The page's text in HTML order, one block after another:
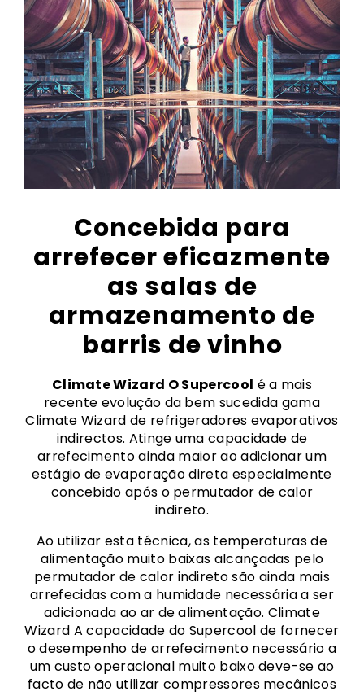
Concebida para
arrefecer eficazmente
as salas de
armazenamento de
barris de vinho
Climate Wizard O Supercool é a mais
recente evolução da bem sucedida gama
Climate Wizard de refrigeradores evaporativos
indirectos. Atinge uma capacidade de
arrefecimento ainda maior ao adicionar um
estágio de evaporação direta especialmente
concebido após o permutador de calor
indireto.
Ao utilizar esta técnica, as temperaturas de
alimentação muito baixas alcançadas pelo
permutador de calor indireto são ainda mais
arrefecidas com a humidade necessária a ser
adicionada ao ar de alimentação. Climate
Wizard A capacidade do Supercool de fornecer
o desempenho de arrefecimento necessário a
um custo operacional muito baixo deve-se ao
facto de não utilizar compressores mecânicos